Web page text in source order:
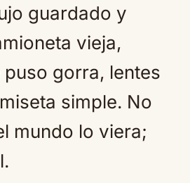
guardado y
vieja,
gorra, lentes
simple. No
mundo lo viera;